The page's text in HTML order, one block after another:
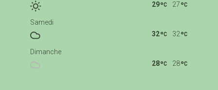
27
29
Samedi
32
32
Dimanche
28
28